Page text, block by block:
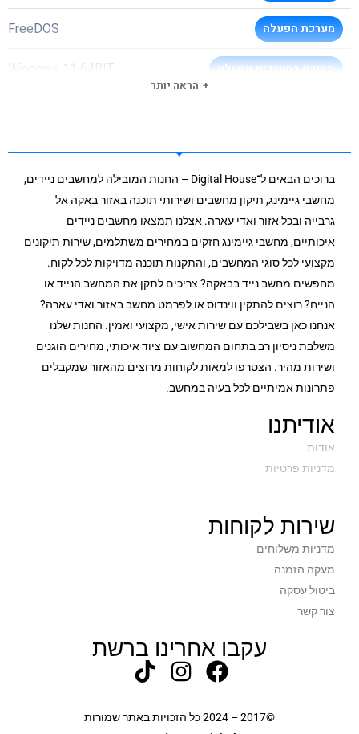
מערכת הפעלה FreeDOS
תמיכה במערכות הפעלה Windows 11 64BIT
יציאת מסך HDMI + USB-C® 3.2 Gen 1 (Support DP 1.2)
חיבור רשת קווי 100/1000
סוג וויי-פיי WIFI 6 802.11AX 2X2
בלוטות
כניסת
USB3
2x USB 3.2 Gen 1 1x USB-C 3.2 Gen 1 (support data
transfer, Power Delivery and DisplayPort 1.2)
מסך מגע
הערה
משקל בק"ג
צבע
תקופת אחריות
הראה יותר
ברוכים הבאים ל־Digital House – החנות המובילה למחשבים ניידים,
מחשבי גיימינג, תיקון מחשבים ושירותי תוכנה באזור באקה אל
גרבייה ובכל אזור ואדי עארה. אצלנו תמצאו מחשבים ניידים
איכותיים, מחשבי גיימינג חזקים במחירים משתלמים, שירות תיקונים
מקצועי לכל סוגי המחשבים, והתקנות תוכנה מדויקות לכל לקוח.
מחפשים מחשב נייד בבאקה? צריכים לתקן את המחשב הנייד או
הנייח? רוצים להתקין ווינדוס או לפרמט מחשב באזור ואדי עארה?
אנחנו כאן בשבילכם עם שירות אישי, מקצועי ואמין. החנות שלנו
משלבת ניסיון רב בתחום המחשוב עם ציוד איכותי, מחירים הוגנים
ושירות מהיר. הצטרפו למאות לקוחות מרוצים מהאזור שמקבלים
פתרונות אמיתיים לכל בעיה במחשב.
אודיתנו
אודות
מדניות פרטיות
שירות לקוחות
מדניות משלוחים
מעקה הזמנה
ביטול עסקה
צור קשר
עקבו אחרינו ברשת
©2017 – 2024 כל הזכויות באתר שמורות